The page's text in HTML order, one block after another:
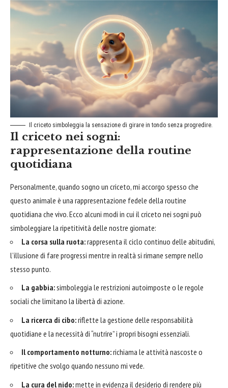
Il criceto simboleggia la sensazione di girare in tondo senza progredire.
Il criceto nei sogni:
rappresentazione della routine
quotidiana
Personalmente, quando sogno un criceto, mi accorgo spesso che
questo animale è una rappresentazione fedele della routine
quotidiana che vivo. Ecco alcuni modi in cui il criceto nei sogni può
simboleggiare la ripetitività delle nostre giornate:
La corsa sulla ruota:rappresenta il ciclo continuo delle abitudini,
l’illusione di fare progressi mentre in realtà si rimane sempre nello
stesso punto.
La gabbia:simboleggia le restrizioni autoimposte o le regole
sociali che limitano la libertà di azione.
La ricerca di cibo:riflette la gestione delle responsabilità
quotidiane e la necessità di “nutrire” i propri bisogni essenziali.
Il comportamento notturno:richiama le attività nascoste o
ripetitive che svolgo quando nessuno mi vede.
La cura del nido:mette in evidenza il desiderio di rendere più